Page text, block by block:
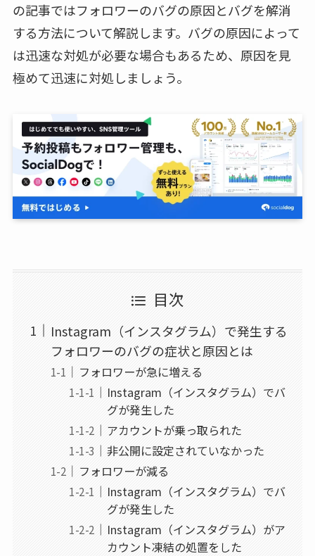
の記事ではフォロワーのバグの原因とバグを解消
する方法について解説します。バグの原因によって
は迅速な対処が必要な場合もあるため、原因を見
極めて迅速に対処しましょう。
目次
Instagram（インスタグラム）で発生する
フォロワーのバグの症状と原因とは
フォロワーが急に増える
Instagram（インスタグラム）でバ
グが発生した
アカウントが乗っ取られた
非公開に設定されていなかった
フォロワーが減る
Instagram（インスタグラム）でバ
グが発生した
Instagram（インスタグラム）がア
カウント凍結の処置をした